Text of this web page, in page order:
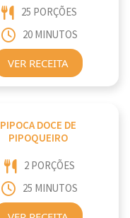
25 PORÇÕES
20 MINUTOS
VER RECEITA
PIPOCA DOCE DE
PIPOQUEIRO
2 PORÇÕES
25 MINUTOS